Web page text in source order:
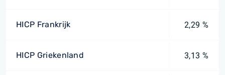
HICP Frankrijk 2,29 %
HICP Griekenland 3,13 %